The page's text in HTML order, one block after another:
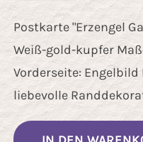
Postkarte "Erzengel
Weiß-gold-kupfer
Vorderseite: Engelbild
liebevolle